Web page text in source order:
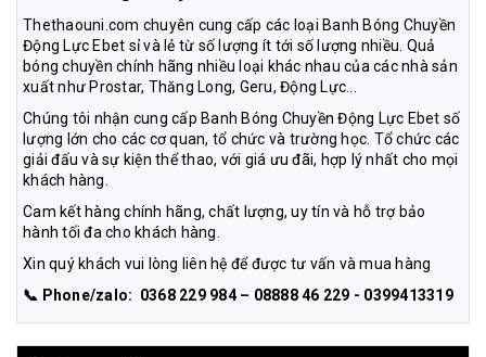
Thethaouni.com chuyên cung cấp các loại Banh Bóng Chuyền
Động Lực Ebet sỉ và lẻ từ số lượng ít tới số lượng nhiều. Quả
bóng chuyền chính hãng nhiều loại khác nhau của các nhà sản
xuất như Prostar, Thăng Long, Geru, Động Lực...
Chúng tôi nhận cung cấp Banh Bóng Chuyền Động Lực Ebet số
lượng lớn cho các cơ quan, tổ chức và trường học. Tổ chức các
giải đấu và sự kiện thể thao, với giá ưu đãi, hợp lý nhất cho mọi
khách hàng.
Cam kết hàng chính hãng, chất lượng, uy tín và hỗ trợ bảo
hành tối đa cho khách hàng.
Xin quý khách vui lòng liên hệ để được tư vấn và mua hàng
📞 Phone/zalo: 0368 229 984 – 08888 46 229 - 0399413319